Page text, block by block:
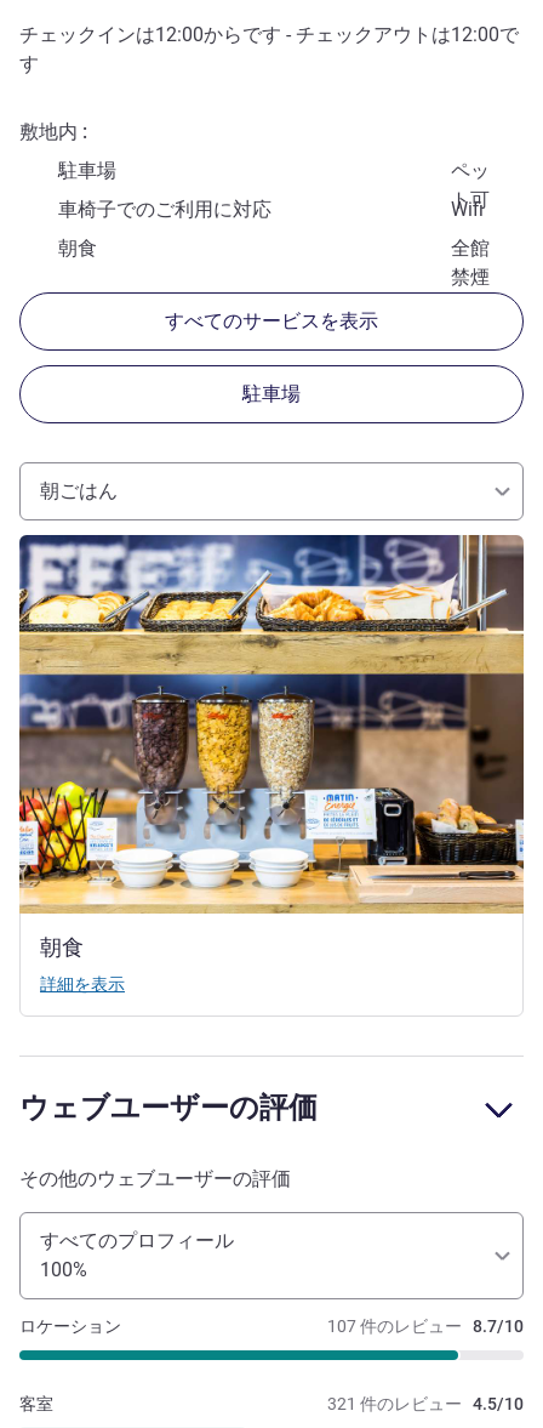
チェックインは12:00からです - チェックアウトは12:00で
す
敷地内
駐車場
ペッ
ト可
車椅子でのご利用に対応
Wifi
朝食
全館
禁煙
すべてのサービスを表示
駐車場
朝ごはん
朝食
詳細を表示
詳細を表示
ウェブユーザーの評価
その他のウェブユーザーの評価
すべてのプロフィール
100%
107 件のレビュー 8.7/10
ロケーション
321 件のレビュー 4.5/10
客室